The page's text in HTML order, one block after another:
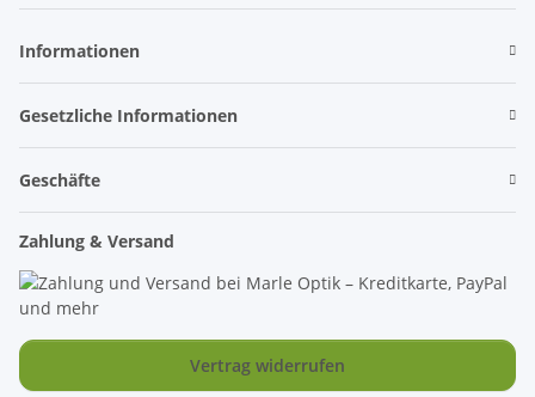
Informationen
Gesetzliche Informationen
Geschäfte
Zahlung & Versand
Vertrag widerrufen